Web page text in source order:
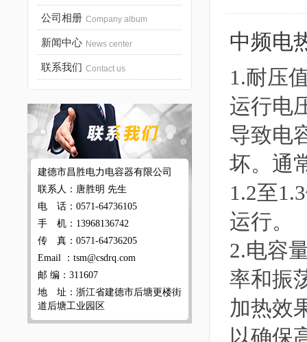
公司相册 Company album
新闻中心 News center
联系我们 Contact us
建德市昌胜电力电容器有限公司
联系人：唐胜明 先生
电 话：0571-64736105
手 机：13968136742
传 真：0571-64736205
Email ：tsm@csdrq.com
邮 编：311607
地 址：浙江省建德市后塘更楼街
道后塘工业园区
中频电
1.耐压
运行电
导致电
坏。通
1.2至
运行。
2.电容
率和振
加热效
以确保